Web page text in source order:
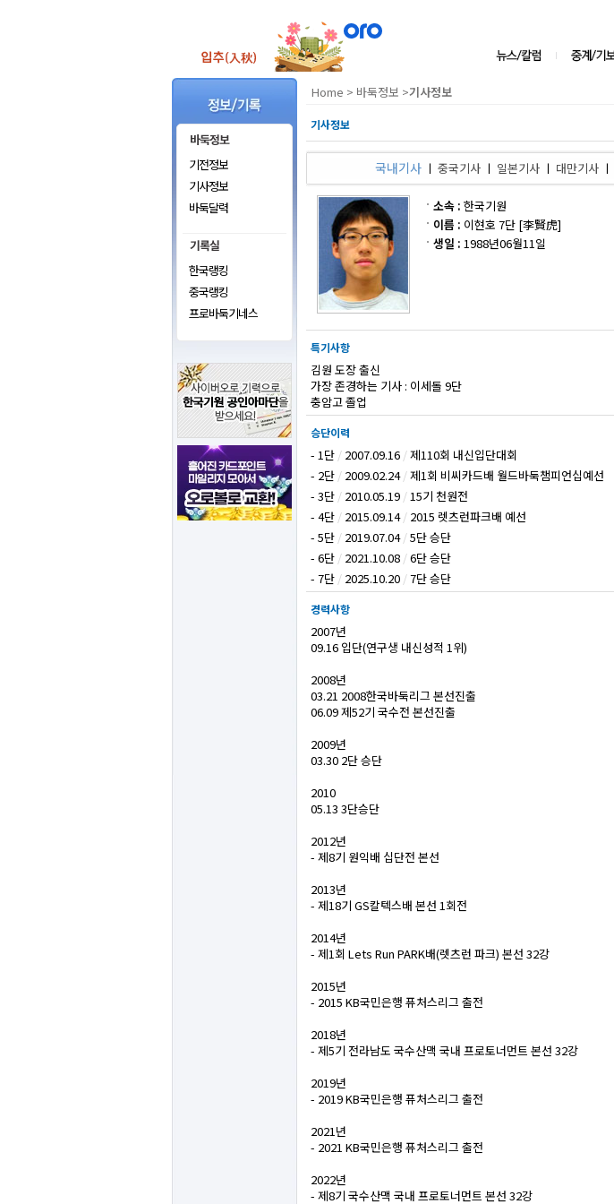
기전정보
기사정보
바둑달력
한국랭킹
중국랭킹
프로바둑기네스
Home > 바둑정보 >기사정보
기사정보
국내기사ㅣ 중국기사ㅣ 일본기사ㅣ 대만기사ㅣ
소속 : 한국기원
이름 : 이현호 7단 [李賢虎]
생일 : 1988년06월11일
특기사항
김원 도장 출신
가장 존경하는 기사 : 이세돌 9단
충암고 졸업
승단이력
- 1단 / 2007.09.16 /제110회 내신입단대회
- 2단 / 2009.02.24/제1회 비씨카드배 월드바둑챔피언십예선
- 3단 / 2010.05.19 /15기 천원전
- 4단 / 2015.09.14/ 2015 렛츠런파크배 예선
- 5단 / 2019.07.04/5단 승단
- 6단 / 2021.10.08 /6단 승단
- 7단 / 2025.10.20 /7단 승단
경력사항
2007년
09.16 입단(연구생 내신성적 1위)
2008년
03.21 2008한국바둑리그 본선진출
06.09 제52기 국수전 본선진출
2009년
03.30 2단 승단
2010
05.13 3단승단
2012년
- 제8기 원익배 십단전 본선
2013년
- 제18기 GS칼텍스배 본선 1회전
2014년
- 제1회 Lets Run PARK배(렛츠런 파크) 본선 32강
2015년
- 2015 KB국민은행 퓨처스리그 출전
2018년
- 제5기 전라남도 국수산맥 국내 프로토너먼트 본선 32강
2019년
- 2019 KB국민은행 퓨처스리그 출전
2021년
- 2021 KB국민은행 퓨처스리그 출전
2022년
- 제8기 국수산맥 국내 프로토너먼트 본선 32강